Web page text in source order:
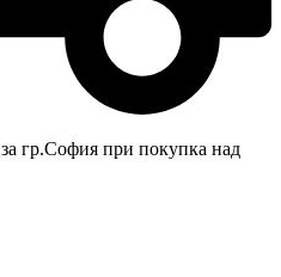
гр.София при покупка над